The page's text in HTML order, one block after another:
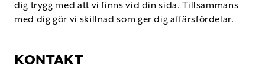
dig trygg med att vi finns vid din sida. Tillsammans
med dig gör vi skillnad som ger dig affärsfördelar.
KONTAKT